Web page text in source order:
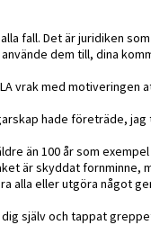
fall. Det är juridiken
dem till, dina
vrak med
hade företräde,
än 100 år som
är skyddat fornminne,
alla eller utgöra något
själv och tappat